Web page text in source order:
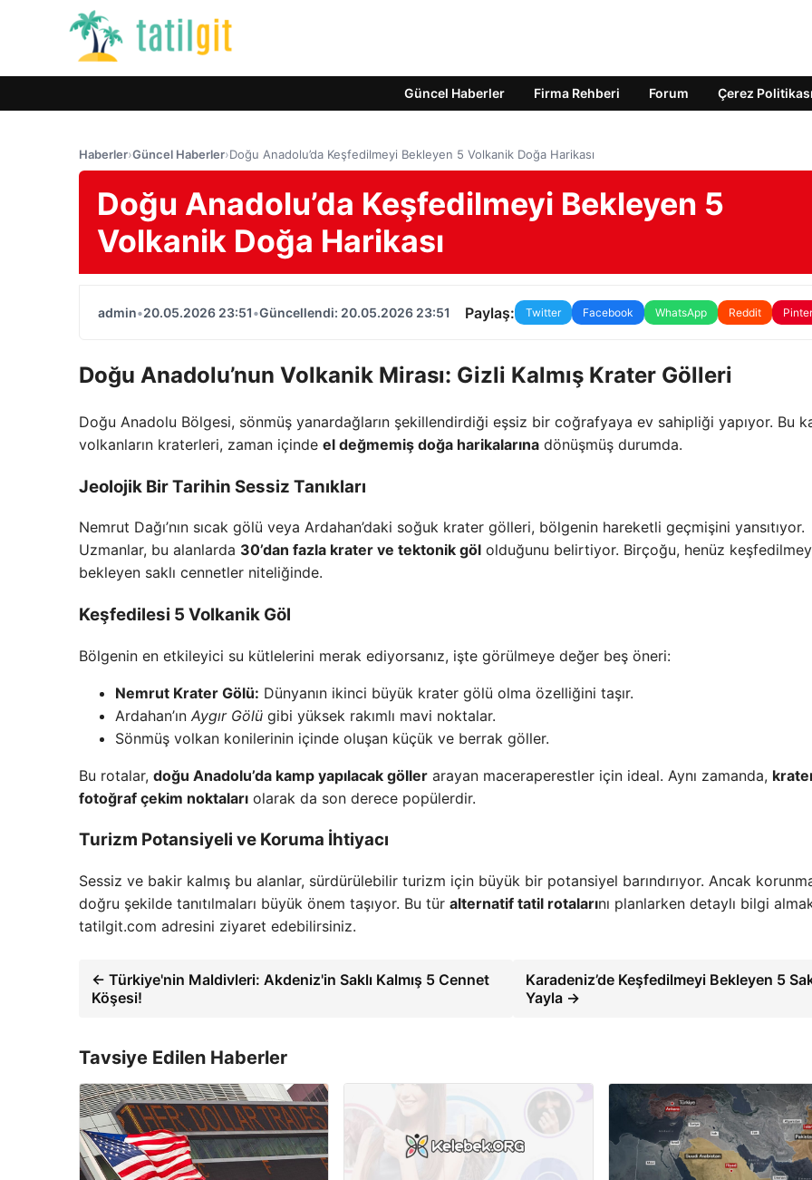
Güncel Haberler Firma Rehberi Forum Çerez Politikası
Haberler›Güncel Haberler›Doğu Anadolu’da Keşfedilmeyi Bekleyen 5 Volkanik Doğa Harikası
Doğu Anadolu’da Keşfedilmeyi Bekleyen 5
Volkanik Doğa Harikası
admin•20.05.2026 23:51•Güncellendi: 20.05.2026 23:51 Paylaş: Twitter Facebook WhatsApp Reddit
Doğu Anadolu’nun Volkanik Mirası: Gizli Kalmış Krater Gölleri
Doğu Anadolu Bölgesi, sönmüş yanardağların şekillendirdiği eşsiz bir coğrafyaya ev sahipliği yapıyor. Bu
volkanların kraterleri, zaman içinde el değmemiş doğa harikalarına dönüşmüş durumda.
Jeolojik Bir Tarihin Sessiz Tanıkları
Nemrut Dağı’nın sıcak gölü veya Ardahan’daki soğuk krater gölleri, bölgenin hareketli geçmişini yansıtıyor.
Uzmanlar, bu alanlarda 30’dan fazla krater ve tektonik göl olduğunu belirtiyor. Birçoğu, henüz
bekleyen saklı cennetler niteliğinde.
Keşfedilesi 5 Volkanik Göl
Bölgenin en etkileyici su kütlelerini merak ediyorsanız, işte görülmeye değer beş öneri:
Nemrut Krater Gölü: Dünyanın ikinci büyük krater gölü olma özelliğini taşır.
Ardahan’ın Aygır Gölü gibi yüksek rakımlı mavi noktalar.
Sönmüş volkan konilerinin içinde oluşan küçük ve berrak göller.
Bu rotalar, doğu Anadolu’da kamp yapılacak göller arayan maceraperestler için ideal. Aynı zamanda,
fotoğraf çekim noktaları olarak da son derece popülerdir.
Turizm Potansiyeli ve Koruma İhtiyacı
Sessiz ve bakir kalmış bu alanlar, sürdürülebilir turizm için büyük bir potansiyel barındırıyor. Ancak
doğru şekilde tanıtılmaları büyük önem taşıyor. Bu tür alternatif tatil rotalarını planlarken detaylı bilgi
tatilgit.com adresini ziyaret edebilirsiniz.
← Türkiye'nin Maldivleri: Akdeniz'in Saklı Kalmış 5 Cennet
Köşesi!
Karadeniz’de Keşfedilmeyi Bekleyen 5
Yayla →
Tavsiye Edilen Haberler